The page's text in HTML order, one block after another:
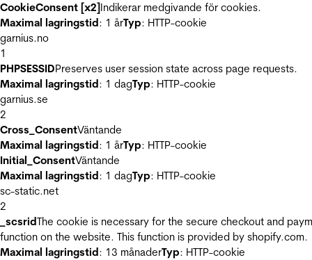
CookieConsent [x2]Indikerar medgivande för cookies.
Maximal lagringstid: 1 årTyp: HTTP-cookie
garnius.no
1
PHPSESSIDPreserves user session state across page requests.
Maximal lagringstid: 1 dagTyp: HTTP-cookie
garnius.se
2
Cross_ConsentVäntande
Maximal lagringstid: 1 årTyp: HTTP-cookie
Initial_ConsentVäntande
Maximal lagringstid: 1 dagTyp: HTTP-cookie
sc-static.net
2
_scsridThe cookie is necessary for the secure checkout and
function on the website. This function is provided by shopify.com.
Maximal lagringstid: 13 månaderTyp: HTTP-cookie